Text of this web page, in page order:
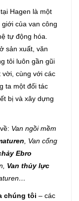
Hagen là một
của van công
tự động hóa.
sản xuất, văn
tôi luôn gần gũi
vời, cùng với các
ta một đối tác
bị và xây dựng
Van ngồi mềm
, Van cổng
Ebro
Van thủy lực
chúng tôi – các